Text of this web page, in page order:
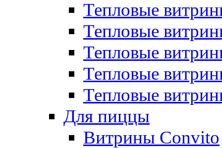
Тепловые
Тепловые
Тепловые
Тепловые
Тепловые
Для пиццы
Витрины Convito